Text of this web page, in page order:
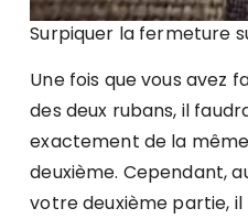
Surpiquer la fermeture
Une fois que vous avez
des deux rubans, il
exactement de la
deuxième. Cependant,
votre deuxième partie,